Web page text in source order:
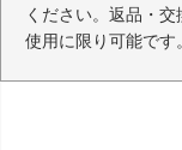
ください。返品・
使用に限り可能です。